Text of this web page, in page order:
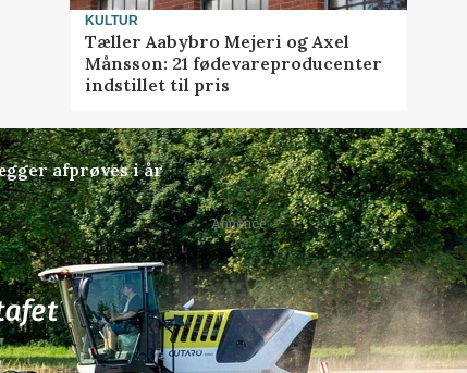
KULTUR
Tæller Aabybro Mejeri og Axel
Månsson: 21 fødevareproducenter
indstillet til pris
afprøves i år
Annonce
77ledige stillinger